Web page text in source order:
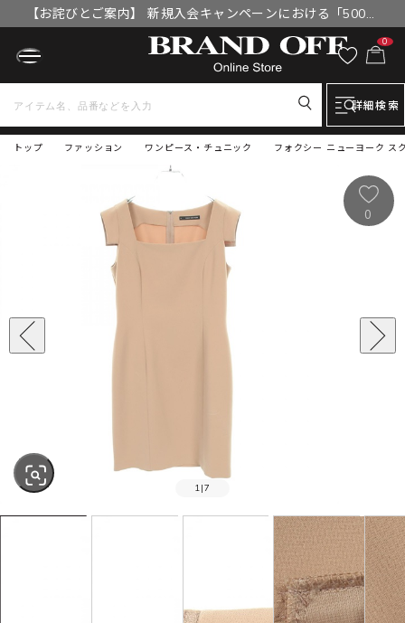
【お詫びとご案内】 新規入会キャンペーンにおける「500円
OFFクーポン」付与漏れと補填について
0
詳細検索
トップ フォクシー ニューヨーク ス
ファッション ワンピース・チュニック
1 |7
0